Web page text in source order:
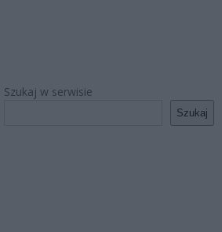
Szukaj w serwisie
Szukaj